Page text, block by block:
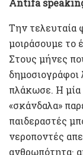
Antifa
Την τελευταία
μοιράσουμε το
Στους μήνες
δημοσιογράφοι
πλάκωσε. Η μία
«σκάνδαλα»
παιδεραστές
νεροποντές
ανθρωπότητα·